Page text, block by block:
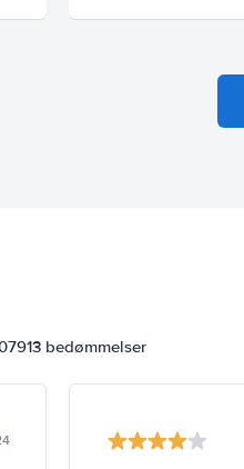
bedømmelser